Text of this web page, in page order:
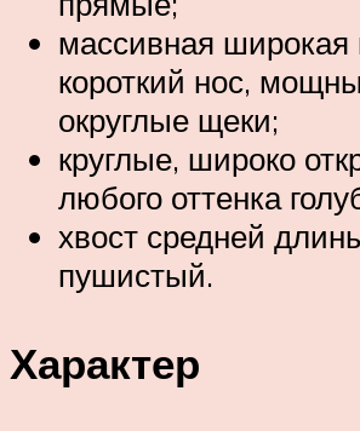
массивная широкая
короткий нос,
округлые щеки;
круглые, широко
любого оттенка
хвост средней
пушистый.
Характер